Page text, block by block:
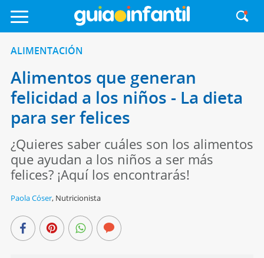
ALIMENTACIÓN
Alimentos que generan
felicidad a los niños - La dieta
para ser felices
¿Quieres saber cuáles son los alimentos
que ayudan a los niños a ser más
felices? ¡Aquí los encontrarás!
Paola Cóser, Nutricionista